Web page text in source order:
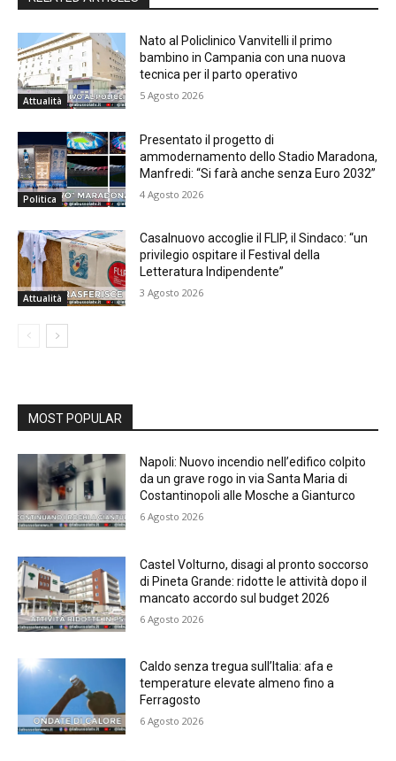
Attualità
Nato al Policlinico Vanvitelli il primo
bambino in Campania con una nuova
tecnica per il parto operativo
5 Agosto 2026
Politica
Presentato il progetto di
ammodernamento dello Stadio Maradona,
Manfredi: “Si farà anche senza Euro 2032”
4 Agosto 2026
Attualità
Casalnuovo accoglie il FLIP, il Sindaco: “un
privilegio ospitare il Festival della
Letteratura Indipendente”
3 Agosto 2026
MOST POPULAR
Napoli: Nuovo incendio nell’edifico colpito
da un grave rogo in via Santa Maria di
Costantinopoli alle Mosche a Gianturco
6 Agosto 2026
Castel Volturno, disagi al pronto soccorso
di Pineta Grande: ridotte le attività dopo il
mancato accordo sul budget 2026
6 Agosto 2026
Caldo senza tregua sull’Italia: afa e
temperature elevate almeno fino a
Ferragosto
6 Agosto 2026